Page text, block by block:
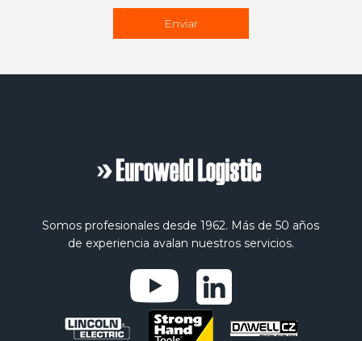
Somos profesionales desde 1962. Más de 50 años
de experiencia avalan nuestros servicios.